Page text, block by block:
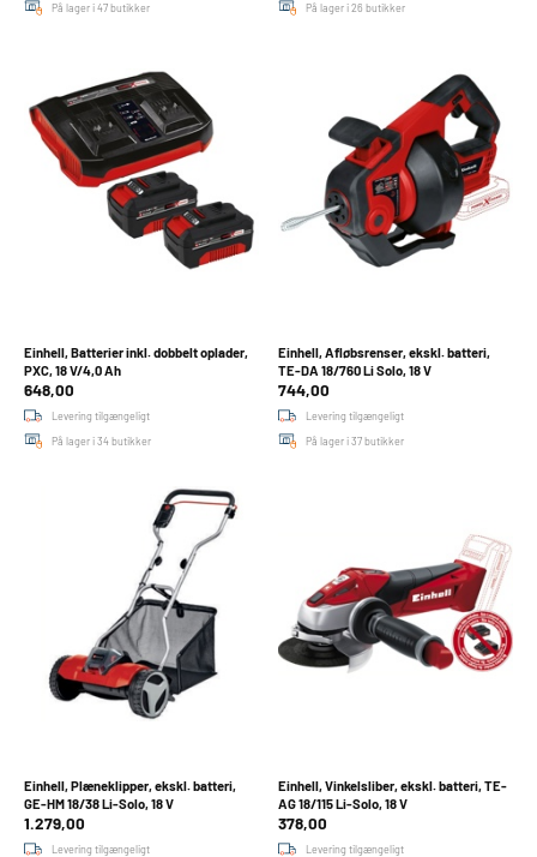
På lager i 47 butikker
På lager i 26 butikker
Einhell, Batterier inkl. dobbelt oplader,
PXC, 18 V/4,0 Ah
648,00
Levering tilgængeligt
På lager i 34 butikker
Einhell, Afløbsrenser, ekskl. batteri,
TE-DA 18/760 Li Solo, 18 V
744,00
Levering tilgængeligt
På lager i 37 butikker
Einhell, Plæneklipper, ekskl. batteri,
GE-HM 18/38 Li-Solo, 18 V
1.279,00
Levering tilgængeligt
Einhell, Vinkelsliber, ekskl. batteri, TE-
AG 18/115 Li-Solo, 18 V
378,00
Levering tilgængeligt